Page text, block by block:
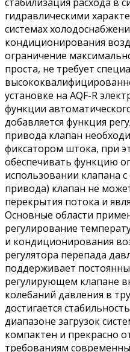
гидравлическими
системах
кондиционирования
ограничение
проста, не требует
установке на AQF-R
функции
добавляется функция
привода клапан
фиксатором штока, при
обеспечивать функцию
использовании клапана
привода) клапан не
перекрытия потока и
Основные области
регулирование
и кондиционирования
регулятора перепада
поддерживает
регулирующем клапане
колебаний давления в
достигается
диапазоне загрузок
компактен и прекрасно
требованиям